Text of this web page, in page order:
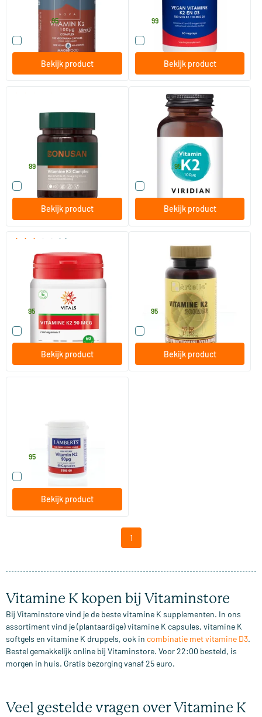
Terranova
40 .95
Vergelijk dit product
Bekijk product
Orthovitaal
99
Vergelijk dit product
Bekijk product
Vitamine K2 complex
60 tabletten
99
Vergelijk dit product
Bekijk product
Vitamin K2 100 mcg
60 vegicaps
34.95
Bekijk product
(3)
Vitamine K2 90 mcg
60 Plantaardige capsules
95
Vergelijk dit product
Bekijk product
Vitamine K2 200 mcg
75 tabletten
95
Vergelijk dit product
Bekijk product
60 Plantaardige capsules
95
Vergelijk dit product
Bekijk product
1
Vitamine K kopen bij Vitaminstore
Bij Vitaminstore vind je de beste vitamine K supplementen. In ons
assortiment vind je (plantaardige) vitamine K capsules, vitamine K
softgels en vitamine K druppels, ook in combinatie met vitamine D3.
Bestel gemakkelijk online bij Vitaminstore. Voor 22:00 besteld, is
morgen in huis. Gratis bezorging vanaf 25 euro.
Veel gestelde vragen over Vitamine K